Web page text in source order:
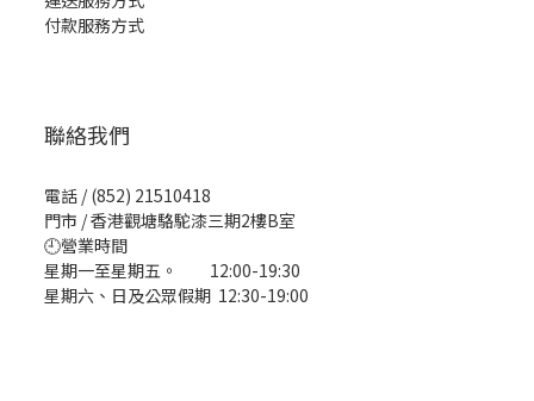
付款服務方式
聯絡我們
電話 / (852) 21510418
門市 / 香港觀塘駱駝漆三期2樓B室
🕘營業時間
星期一至星期五。 12:00-19:30
星期六、日及公眾假期 12:30-19:00